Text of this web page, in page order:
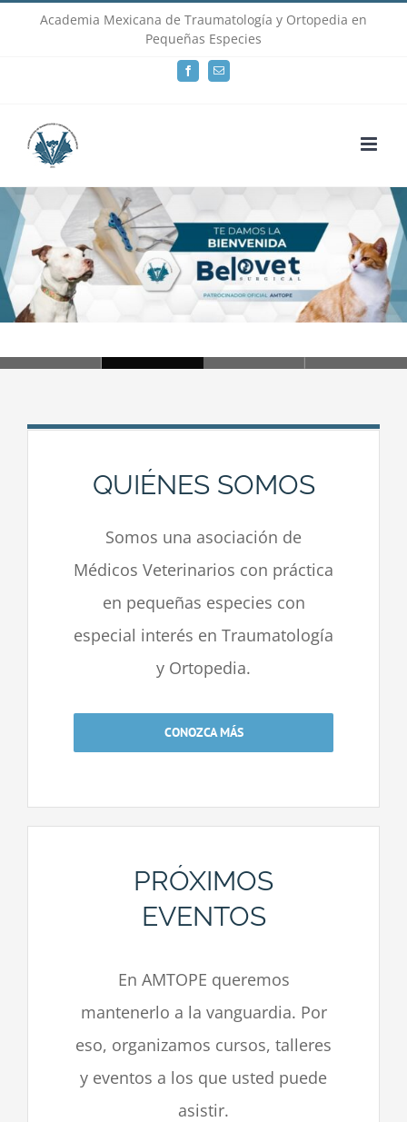
Academia Mexicana de Traumatología y Ortopedia en
Pequeñas Especies
FacebookEmail
Loading...
QUIÉNES SOMOS
Somos una asociación de
Médicos Veterinarios con práctica
en pequeñas especies con
especial interés en Traumatología
y Ortopedia.
CONOZCA MÁS
PRÓXIMOS
EVENTOS
En AMTOPE queremos
mantenerlo a la vanguardia. Por
eso, organizamos cursos, talleres
y eventos a los que usted puede
asistir.